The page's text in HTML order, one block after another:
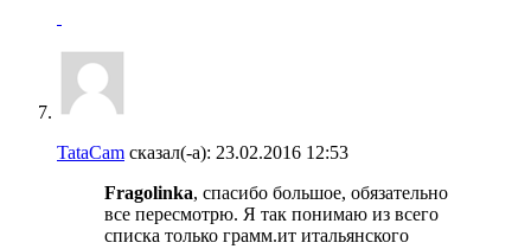
TataCam сказал(-а): 23.02.2016 12:53
Fragolinka, спасибо большое, обязательно
все пересмотрю. Я так понимаю из всего
списка только грамм.ит итальянского